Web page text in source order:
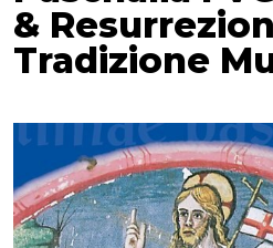
&
Tradizione